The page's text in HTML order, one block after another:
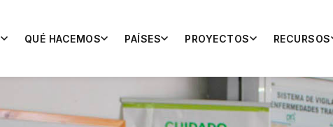
QUÉ HACEMOS PAÍSES PROYECTOS RECURSOS